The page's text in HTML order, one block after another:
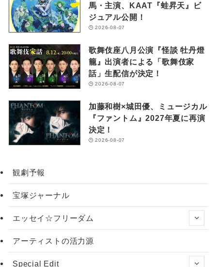
馬・主演、KAAT『蛙昇天』ビ
ジュアル公開！
2026-08-07
歌舞伎座八月公演『怪談 牡丹燈
籠』出演者による「歌舞伎家
話」生配信が決定！
2026-08-07
加藤和樹×城田優、ミュージカル
『ファントム』2027年夏に再演
決定！
2026-08-07
観劇予報
宝塚ジャーナル
エッセイ☆フリーダム
アーティストの活力源
Special Edit